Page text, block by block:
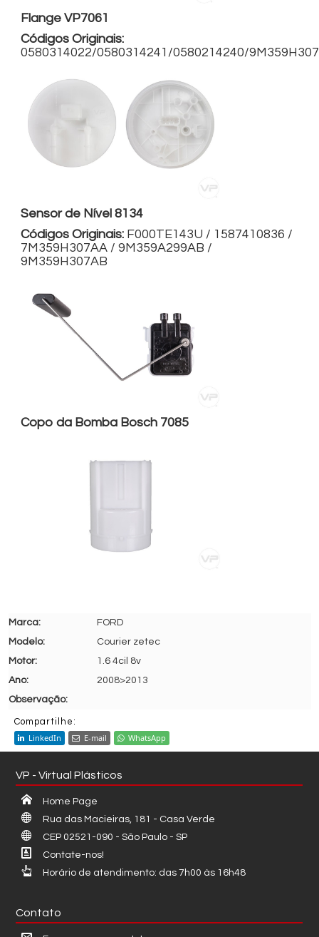
Flange VP7061
Códigos Originais:
0580314022/0580314241/0580214240/
Sensor de Nível 8134
Códigos Originais: F000TE143U / 1587410836 /
7M359H307AA / 9M359A299AB /
9M359H307AB
Copo da Bomba Bosch 7085
FORD
Courier zetec
1.6 4cil 8v
2008>2013
Compartilhe:
LinkedIn E-mail WhatsApp
VP - Virtual Plásticos
Home Page
Rua das Macieiras, 181 - Casa Verde
CEP 02521-090 - São Paulo - SP
Contate-nos!
Horário de atendimento: das 7h00 às 16h48
Contato